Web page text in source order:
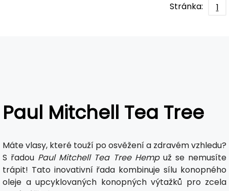
Stránka: 1
Paul Mitchell Tea Tree
Máte vlasy, které touží po osvěžení a zdravém vzhledu?
S řadou Paul Mitchell Tea Tree Hempuž se nemusíte
trápit! Tato inovativní řada kombinuje sílu konopného
oleje a upcyklovaných konopných výtažků pro zcela